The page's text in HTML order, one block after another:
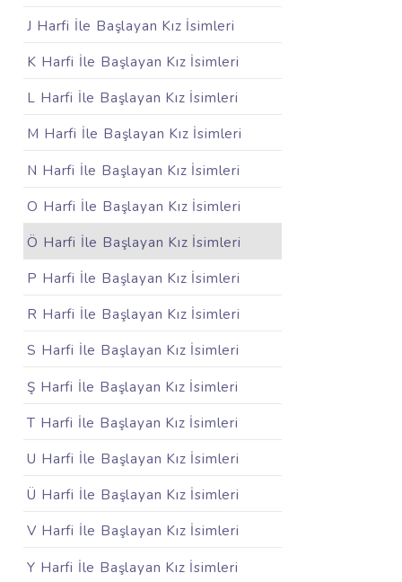
J Harfi İle Başlayan Kız İsimleri
K Harfi İle Başlayan Kız İsimleri
L Harfi İle Başlayan Kız İsimleri
M Harfi İle Başlayan Kız İsimleri
N Harfi İle Başlayan Kız İsimleri
O Harfi İle Başlayan Kız İsimleri
Ö Harfi İle Başlayan Kız İsimleri
P Harfi İle Başlayan Kız İsimleri
R Harfi İle Başlayan Kız İsimleri
S Harfi İle Başlayan Kız İsimleri
Ş Harfi İle Başlayan Kız İsimleri
T Harfi İle Başlayan Kız İsimleri
U Harfi İle Başlayan Kız İsimleri
Ü Harfi İle Başlayan Kız İsimleri
V Harfi İle Başlayan Kız İsimleri
Y Harfi İle Başlayan Kız İsimleri